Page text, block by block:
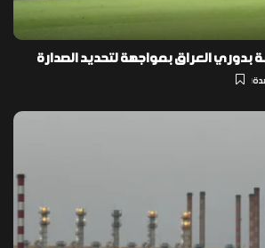
بدوري العراق بمواجهة لتحديد الصدارة